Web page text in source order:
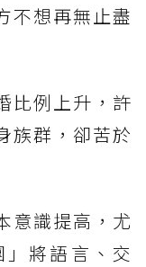
不想再無止盡
比例上升，許
族群，卻苦於
意識提高，尤
將語言、交